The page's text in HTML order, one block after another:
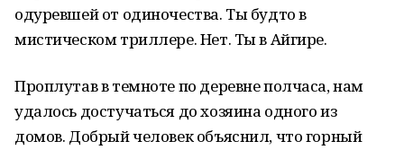
одуревшей от одиночества. Ты будто в
мистическом триллере. Нет. Ты в Айгире.
Проплутав в темноте по деревне полчаса, нам
удалось достучаться до хозяина одного из
домов. Добрый человек объяснил, что горный